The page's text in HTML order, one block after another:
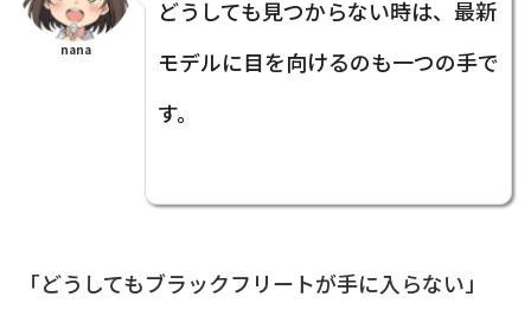
nana
どうしても見つからない時は、最新
モデルに目を向けるのも一つの手で
す。
「どうしてもブラックフリートが手に入らない」